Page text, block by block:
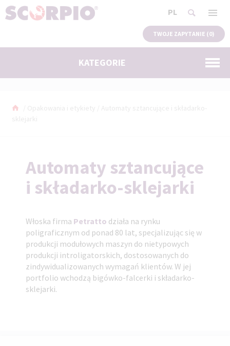
PL
TWOJE ZAPYTANIE (0)
KATEGORIE
Automaty sztancujące
i składarko-sklejarki
Włoska firma Petratto działa na rynku
poligraficznym od ponad 80 lat, specjalizując się w
produkcji modułowych maszyn do nietypowych
produkcji introligatorskich, dostosowanych do
zindywidualizowanych wymagań klientów. W jej
portfolio wchodzą bigówko-falcerki i składarko-
sklejarki.